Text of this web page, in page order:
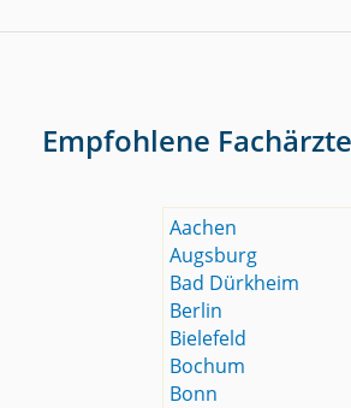
Empfohlene
Aachen
Augsburg
Bad Dürkheim
Berlin
Bielefeld
Bochum
Bonn